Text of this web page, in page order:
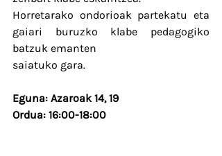
Horretarako ondorioak partekatu eta
gaiari buruzko klabe pedagogiko
batzuk emanten
saiatuko gara.
Eguna: Azaroak 14, 19
Ordua: 16:00-18:00